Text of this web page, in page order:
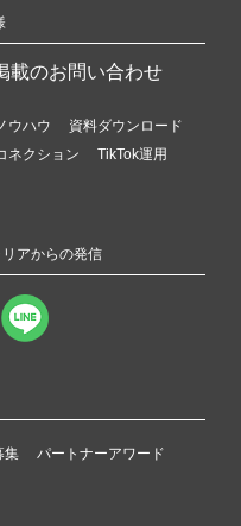
載のお問い合わせ
ウハウ
資料ダウンロード
ネクション
TikTok運用
アからの発信
集 パートナーアワード